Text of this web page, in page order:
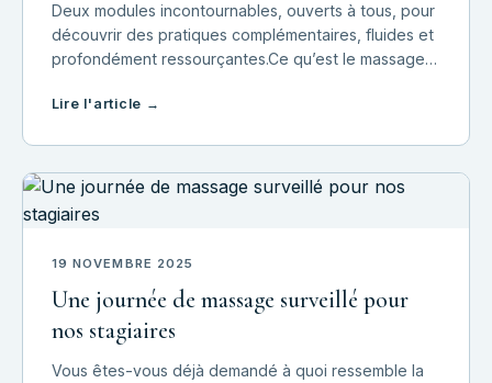
Deux modules incontournables, ouverts à tous, pour
découvrir des pratiques complémentaires, fluides et
profondément ressourçantes.Ce qu’est le massage
enveloppante qui se réalise au sol. Il
Lire l'article →
19 NOVEMBRE 2025
Une journée de massage surveillé pour
nos stagiaires
Vous êtes-vous déjà demandé à quoi ressemble la